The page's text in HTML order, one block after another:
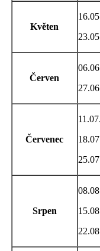
Květen
Červen
Červenec
Srpen